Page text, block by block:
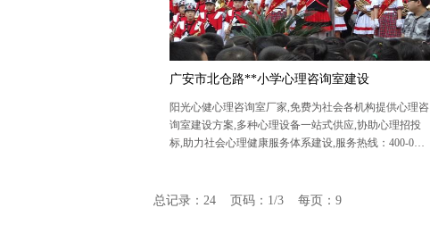
广安市北仓路**小学心理咨询室建设
阳光心健心理咨询室厂家,免费为社会各机构提供心理咨
询室建设方案,多种心理设备一站式供应,协助心理招投
标,助力社会心理健康服务体系建设,服务热线：400-055
总记录：24 页码：1/3 每页：9